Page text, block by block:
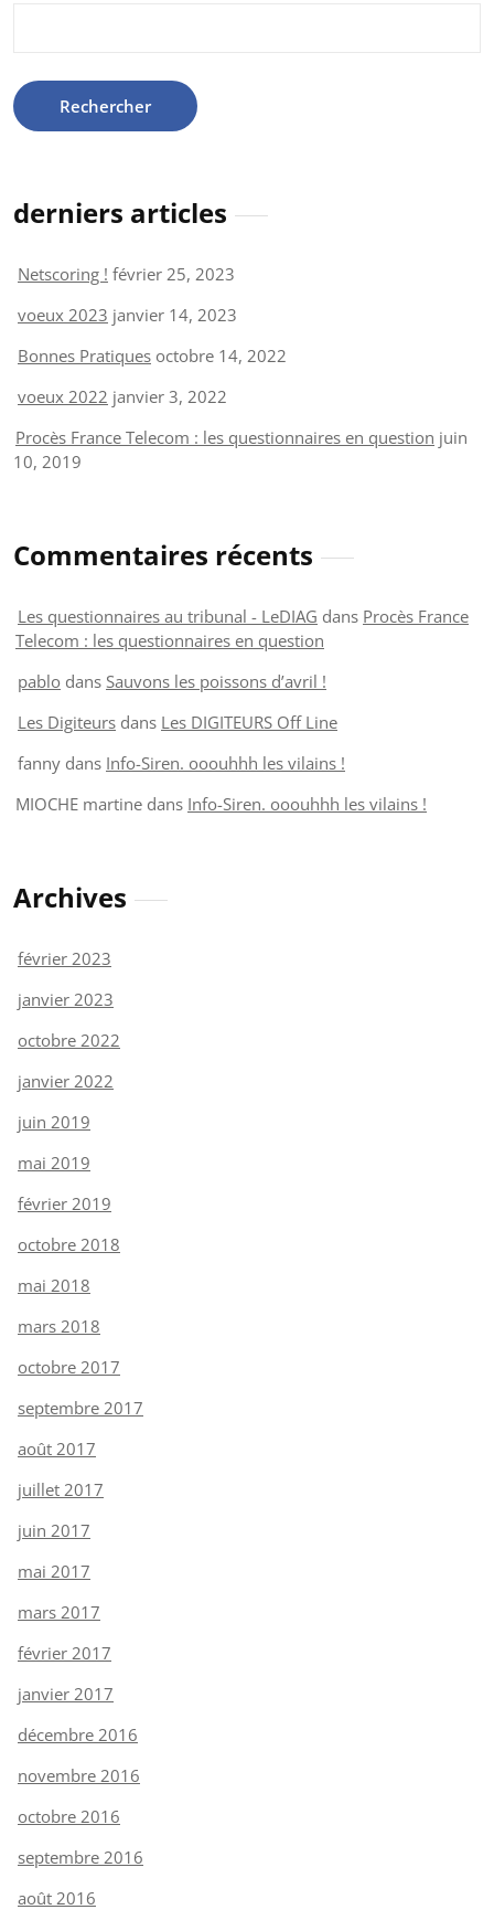
derniers articles
Netscoring ! février 25, 2023
voeux 2023 janvier 14, 2023
Bonnes Pratiques octobre 14, 2022
voeux 2022 janvier 3, 2022
Procès France Telecom : les questionnaires en question juin
10, 2019
Commentaires récents
Les questionnaires au tribunal - LeDIAG dans Procès France
Telecom : les questionnaires en question
pablo dans Sauvons les poissons d’avril !
Les Digiteurs dans Les DIGITEURS Off Line
fanny dans Info-Siren. ooouhhh les vilains !
MIOCHE martine dans Info-Siren. ooouhhh les vilains !
Archives
février 2023
janvier 2023
octobre 2022
janvier 2022
juin 2019
mai 2019
février 2019
octobre 2018
mai 2018
mars 2018
octobre 2017
septembre 2017
août 2017
juillet 2017
juin 2017
mai 2017
mars 2017
février 2017
janvier 2017
décembre 2016
novembre 2016
octobre 2016
septembre 2016
août 2016